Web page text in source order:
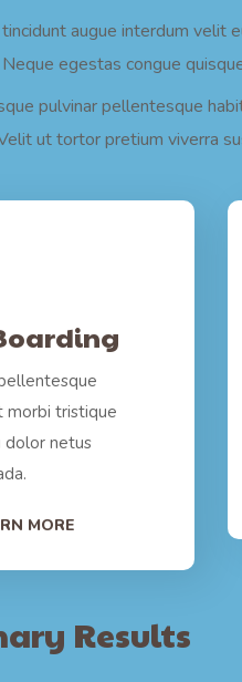
augue interdum velit
egestas congue
pulvinar pellentesque
ut tortor pretium viverra
morbi tristique
dolor netus
MORE
Results